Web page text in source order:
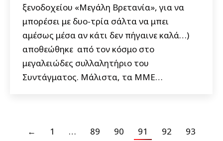
ξενοδοχείου «Μεγάλη Βρετανία», για να
μπορέσει με δυο-τρία σάλτα να μπει
αμέσως μέσα αν κάτι δεν πήγαινε καλά…)
αποθεώθηκε από τον κόσμο στο
μεγαλειώδες συλλαλητήριο του
Συντάγματος. Μάλιστα, τα ΜΜΕ…
← 1 … 89 90 91 92
93